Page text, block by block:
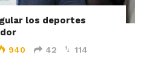
los deportes
940 42 114